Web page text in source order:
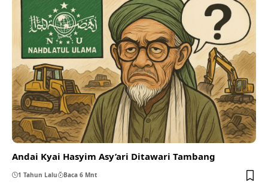
Andai Kyai Hasyim Asy’ari Ditawari Tambang
1 Tahun Lalu Baca 6 Mnt